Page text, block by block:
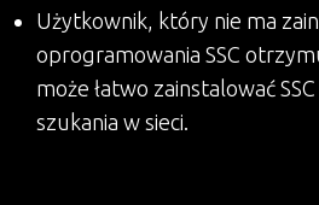
Użytkownik, który nie ma
oprogramowania SSC
może łatwo zainstalować
szukania w sieci.